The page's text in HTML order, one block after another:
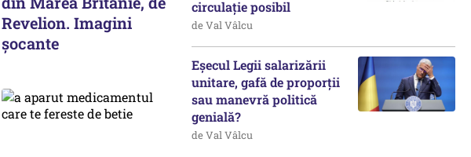
Revelion. Imagini
șocante
circulație posibil
de Val Vâlcu
Eșecul Legii salarizării
unitare, gafă de proporții
sau manevră politică
genială?
de Val Vâlcu